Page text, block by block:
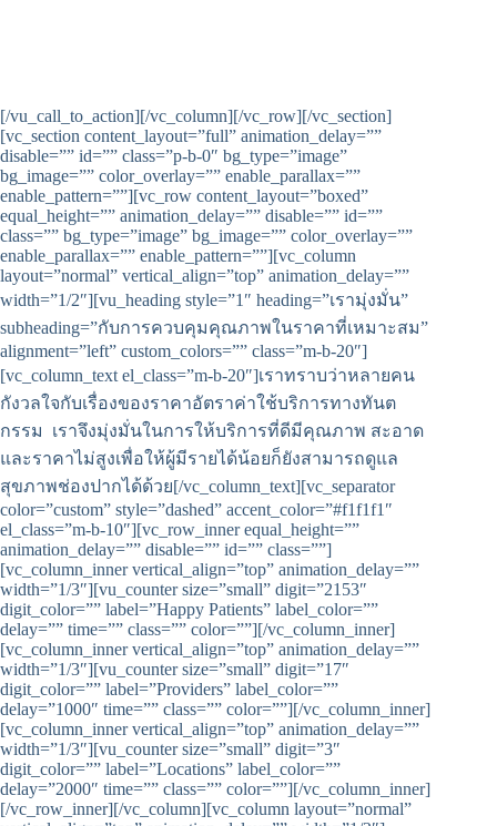
[/vu_call_to_action][/vc_column][/vc_row][/vc_section]
[vc_section content_layout=”full” animation_delay=””
disable=”” id=”” class=”p-b-0″ bg_type=”image”
bg_image=”” color_overlay=”” enable_parallax=””
enable_pattern=””][vc_row content_layout=”boxed”
equal_height=”” animation_delay=”” disable=”” id=””
class=”” bg_type=”image” bg_image=”” color_overlay=””
enable_parallax=”” enable_pattern=””][vc_column
layout=”normal” vertical_align=”top” animation_delay=””
width=”1/2″][vu_heading style=”1″ heading=”เรามุ่งมั่น”
subheading=”กับการควบคุมคุณภาพในราคาที่เหมาะสม”
alignment=”left” custom_colors=”” class=”m-b-20″]
[vc_column_text el_class=”m-b-20″]เราทราบว่าหลายคน
กังวลใจกับเรื่องของราคาอัตราค่าใช้บริการทางทันต
กรรม เราจึงมุ่งมั่นในการให้บริการที่ดีมีคุณภาพ สะอาด
และราคาไม่สูงเพื่อให้ผู้มีรายได้น้อยก็ยังสามารถดูแล
สุขภาพช่องปากได้ด้วย[/vc_column_text][vc_separator
color=”custom” style=”dashed” accent_color=”#f1f1f1″
el_class=”m-b-10″][vc_row_inner equal_height=””
animation_delay=”” disable=”” id=”” class=””]
[vc_column_inner vertical_align=”top” animation_delay=””
width=”1/3″][vu_counter size=”small” digit=”2153″
digit_color=”” label=”Happy Patients” label_color=””
delay=”” time=”” class=”” color=””][/vc_column_inner]
[vc_column_inner vertical_align=”top” animation_delay=””
width=”1/3″][vu_counter size=”small” digit=”17″
digit_color=”” label=”Providers” label_color=””
delay=”1000″ time=”” class=”” color=””][/vc_column_inner]
[vc_column_inner vertical_align=”top” animation_delay=””
width=”1/3″][vu_counter size=”small” digit=”3″
digit_color=”” label=”Locations” label_color=””
delay=”2000″ time=”” class=”” color=””][/vc_column_inner]
[/vc_row_inner][/vc_column][vc_column layout=”normal”